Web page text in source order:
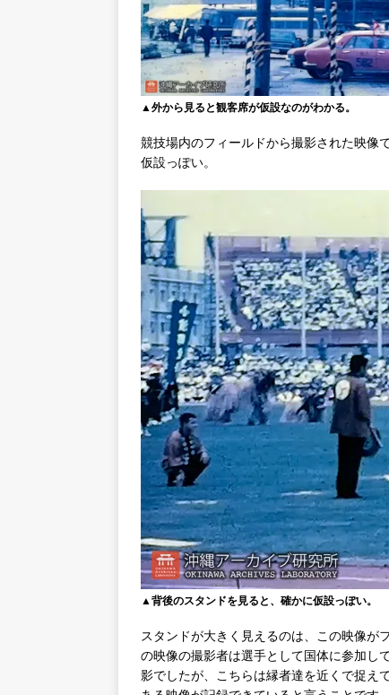
▲外から見ると観客席が仮設なのがわかる。
競技場内のフィールドから撮影された映像
仮設っぽい。
▲背後のスタンドを見ると、確かに仮設っぽい。
スタンドが大きく見えるのは、この映像が
の映像の撮影者は選手として国体に参加し
影でしたが、こちらは縁者達を近くで捉え